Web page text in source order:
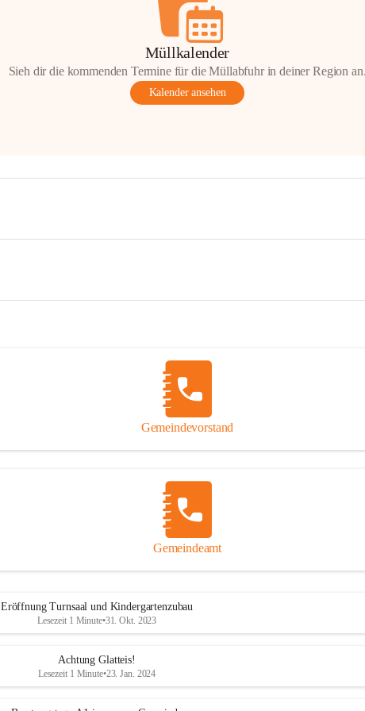
Müllkalender
Sieh dir die kommenden Termine für die Müllabfuhr in deiner Region
Kalender ansehen
Gemeindevorstand
Gemeindeamt
Eröffnung Turnsaal und Kindergartenzubau
Lesezeit 1 Minute•31. Okt. 2023
Achtung Glatteis!
Lesezeit 1 Minute•23. Jan. 2024